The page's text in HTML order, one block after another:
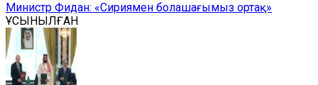
Министр Фидан: «Сириямен болашағымыз ортақ»
ҰСЫНЫЛҒАН